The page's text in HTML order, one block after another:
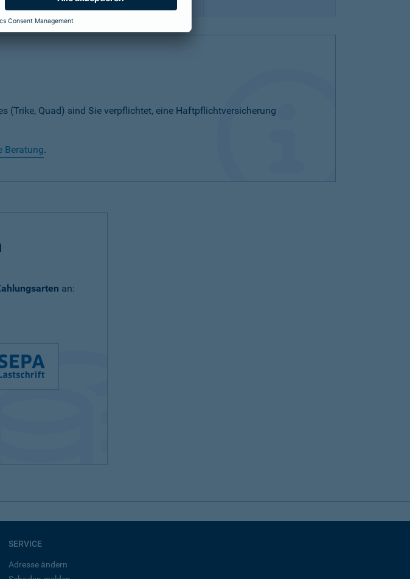
(Trike, Quad) sind Sie verpflichtet, eine Haftpflichtversicherung
Beratung.
an:
SERVICE
Adresse ändern